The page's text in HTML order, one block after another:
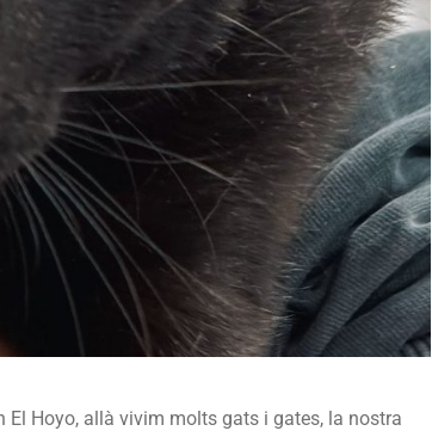
El Hoyo, allà vivim molts gats i gates, la nostra